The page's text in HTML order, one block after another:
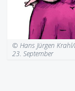
© Hans Jürgen
23. September